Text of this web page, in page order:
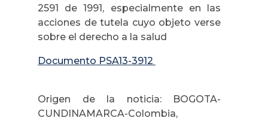
2591 de 1991, especialmente en las
acciones de tutela cuyo objeto verse
sobre el derecho a la salud
Documento PSA13-3912
Origen de la noticia: BOGOTA-
CUNDINAMARCA-Colombia,